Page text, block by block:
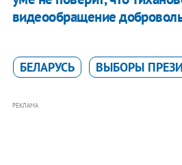
видеообращение
БЕЛАРУСЬ ВЫБОРЫ
РЕКЛАМА